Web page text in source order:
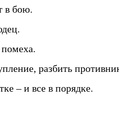
в бою.
разбить
– и все в порядке.